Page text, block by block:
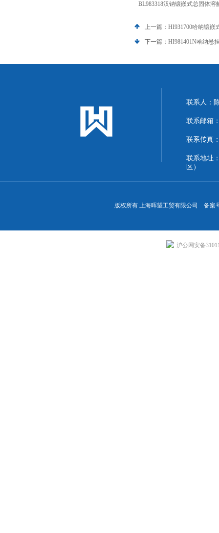
BL983318汉钠镶嵌式总固体溶
上一篇： HI931700哈纳镶嵌
下一篇： HI981401N哈纳悬
联系人：
联系邮箱
联系传真
联系地址
区）
版权所有 上海晖望工贸有限公司 备案
沪公网安备